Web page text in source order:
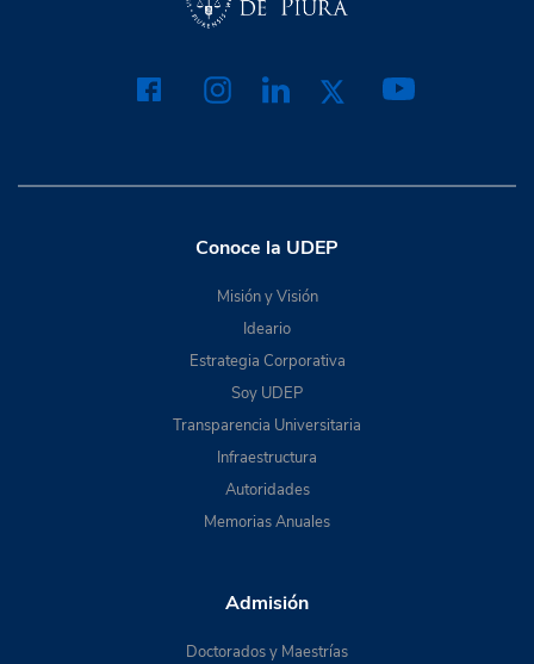
Conoce la UDEP
Misión y Visión
Ideario
Estrategia Corporativa
Soy UDEP
Transparencia Universitaria
Infraestructura
Autoridades
Memorias Anuales
Admisión
Doctorados y Maestrías